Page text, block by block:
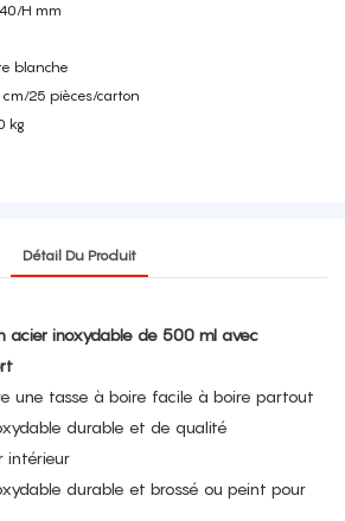
H mm
blanche
25 pièces/carton
kg
Détail Du Produit
acier inoxydable de 500 ml avec
une tasse à boire facile à boire partout
durable et de qualité
intérieur
durable et brossé ou peint pour